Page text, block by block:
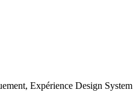
Expérience Design